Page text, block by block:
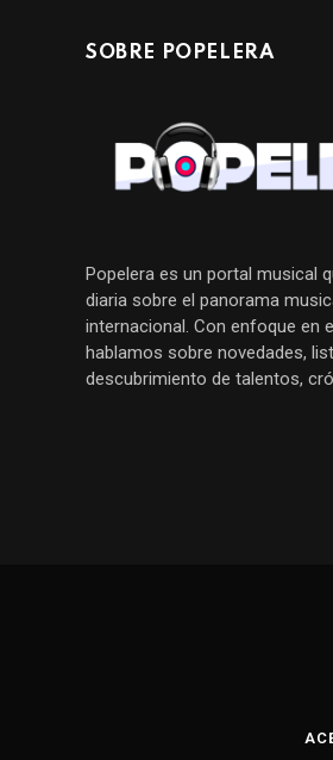
SOBRE POPELERA
Popelera es un portal musical
diaria sobre el panorama
internacional. Con enfoque en
hablamos sobre novedades,
descubrimiento de talentos,